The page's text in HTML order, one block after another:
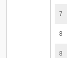
7
8
8